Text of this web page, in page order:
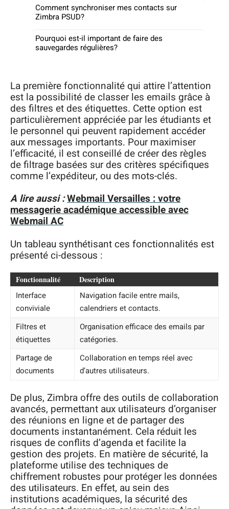
Comment synchroniser mes contacts sur
Zimbra PSUD?
Pourquoi est-il important de faire des
sauvegardes régulières?
La première fonctionnalité qui attire l’attention
est la possibilité de classer les emails grâce à
des filtres et des étiquettes. Cette option est
particulièrement appréciée par les étudiants et
le personnel qui peuvent rapidement accéder
aux messages importants. Pour maximiser
l’efficacité, il est conseillé de créer des règles
de filtrage basées sur des critères spécifiques
comme l’expéditeur, ou des mots-clés.
A lire aussi :Webmail Versailles : votre
messagerie académique accessible avec
Webmail AC
Un tableau synthétisant ces fonctionnalités est
présenté ci-dessous :
Fonctionnalité Description
Interface
conviviale
Navigation facile entre mails,
calendriers et contacts.
Filtres et
étiquettes
Organisation efficace des emails par
catégories.
Partage de
documents
Collaboration en temps réel avec
d’autres utilisateurs.
De plus, Zimbra offre des outils de collaboration
avancés, permettant aux utilisateurs d’organiser
des réunions en ligne et de partager des
documents instantanément. Cela réduit les
risques de conflits d’agenda et facilite la
gestion des projets. En matière de sécurité, la
plateforme utilise des techniques de
chiffrement robustes pour protéger les données
des utilisateurs. En effet, au sein des
institutions académiques, la sécurité des